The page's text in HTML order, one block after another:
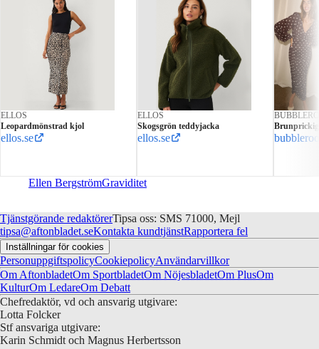
ELLOS
Leopardmönstrad kjol
ellos.se
ELLOS
Skogsgrön teddyjacka
ellos.se
Ellen BergströmGraviditet
Tjänstgörande redaktörerTipsa oss: SMS 71000, Mejl
tipsa@aftonbladet.seKontakta kundtjänstRapportera fel
Inställningar för cookies
PersonuppgiftspolicyCookiepolicyAnvändarvillkor
Om AftonbladetOm SportbladetOm NöjesbladetOm PlusOm
KulturOm LedareOm Debatt
Chefredaktör, vd och ansvarig utgivare:
Lotta Folcker
Stf ansvariga utgivare:
Karin Schmidt och Magnus Herbertsson